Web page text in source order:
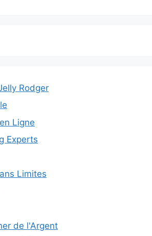
Rodger
Ligne
Experts
Limites
de l'Argent